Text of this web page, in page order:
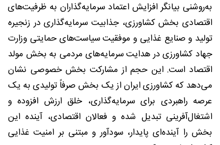
به‌روشنی بیانگر افزایش اعتماد سرمایه‌گذاران به ظرفیت‌های
اقتصادی بخش کشاورزی، جذابیت سرمایه‌گذاری در زنجیره
تولید و صنایع غذایی و موفقیت سیاست‌های حمایتی وزارت
جهاد کشاورزی در هدایت سرمایه‌های مردمی به بخش مولد
اقتصاد است. این حجم از مشارکت بخش خصوصی نشان
می‌دهد که کشاورزی ایران از یک بخش صرفاً تولیدی به یک
عرصه راهبردی برای سرمایه‌گذاری، خلق ارزش افزوده و
اشتغال‌آفرینی تبدیل شده و فعالان اقتصادی، آینده این
بخش را آینده‌ای پایدار، سودآور و مبتنی بر امنیت غذایی